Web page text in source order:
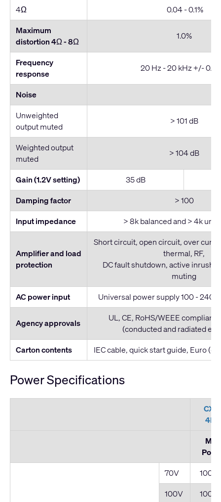
4Ω
0.04 - 0.1%
Maximum
distortion 4Ω - 8Ω
1.0%
Frequency
response
20 Hz - 20 kHz +/- 0.3
Noise
Unweighted
output muted
> 101 dB
Weighted output
muted
> 104 dB
Gain (1.2V setting)
35 dB
Damping factor
> 100
Input impedance
> 8k balanced and > 4k
Amplifier and load
protection
Short circuit, open circuit, over
thermal, RF,
DC fault shutdown, active inrush
muting
AC power input
Universal power supply 100 - 240
Agency approvals
UL, CE, RoHS/WEEE compliant,
(conducted and radiated
Carton contents
IEC cable, quick start guide, Euro
Power Specifications
CX-
4K8
Max
70V
1000
100V
1000